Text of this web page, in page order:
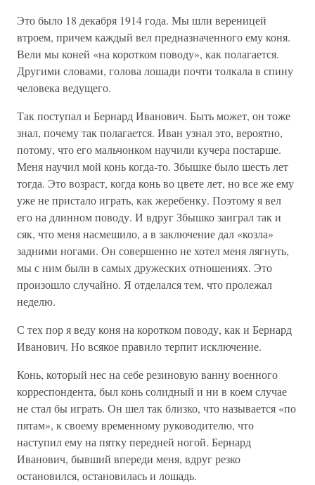
Это было 18 декабря 1914 года. Мы шли вереницей
втроем, причем каждый вел предназначенного ему коня.
Вели мы коней «на коротком поводу», как полагается.
Другими словами, голова лошади почти толкала в спину
человека ведущего.
Так поступал и Бернард Иванович. Быть может, он тоже
знал, почему так полагается. Иван узнал это, вероятно,
потому, что его мальчонком научили кучера постарше.
Меня научил мой конь когда-то. Збышке было шесть лет
тогда. Это возраст, когда конь во цвете лет, но все же ему
уже не пристало играть, как жеребенку. Поэтому я вел
его на длинном поводу. И вдруг Збышко заиграл так и
сяк, что меня насмешило, а в заключение дал «козла»
задними ногами. Он совершенно не хотел меня лягнуть,
мы с ним были в самых дружеских отношениях. Это
произошло случайно. Я отделался тем, что пролежал
неделю.
С тех пор я веду коня на коротком поводу, как и Бернард
Иванович. Но всякое правило терпит исключение.
Конь, который нес на себе резиновую ванну военного
корреспондента, был конь солидный и ни в коем случае
не стал бы играть. Он шел так близко, что называется «по
пятам», к своему временному руководителю, что
наступил ему на пятку передней ногой. Бернард
Иванович, бывший впереди меня, вдруг резко
остановился, остановилась и лошадь.